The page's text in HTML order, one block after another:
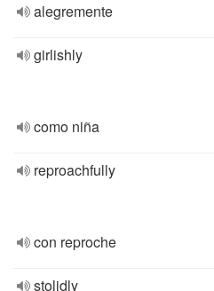
alegremente
girlishly
como niña
reproachfully
con reproche
stolidly